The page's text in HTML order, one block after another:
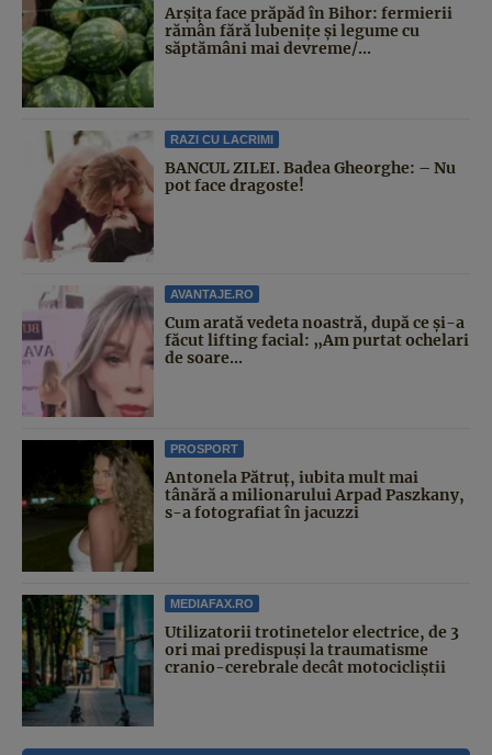
Arșița face prăpăd în Bihor: fermierii
rămân fără lubenițe și legume cu
săptămâni mai devreme/...
RAZI CU LACRIMI
BANCUL ZILEI. Badea Gheorghe: – Nu
pot face dragoste!
AVANTAJE.RO
Cum arată vedeta noastră, după ce și-a
făcut lifting facial: „Am purtat ochelari
de soare...
PROSPORT
Antonela Pătruț, iubita mult mai
tânără a milionarului Arpad Paszkany,
s-a fotografiat în jacuzzi
MEDIAFAX.RO
Utilizatorii trotinetelor electrice, de 3
ori mai predispuși la traumatisme
cranio-cerebrale decât motocicliștii